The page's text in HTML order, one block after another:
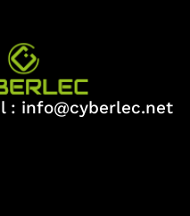
: info@cyberlec.net